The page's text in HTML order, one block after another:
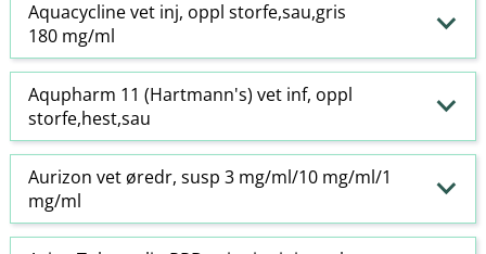
Aquacycline vet inj, oppl storfe,sau,gris
180 mg/ml
Aqupharm 11 (Hartmann's) vet inf, oppl
storfe,hest,sau
Aurizon vet øredr, susp 3 mg/ml/10 mg/ml/1
mg/ml